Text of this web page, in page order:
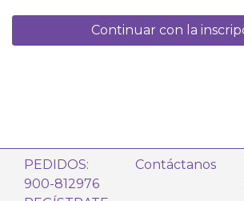
Continuar con la
PEDIDOS:
900-812976
Contáctanos